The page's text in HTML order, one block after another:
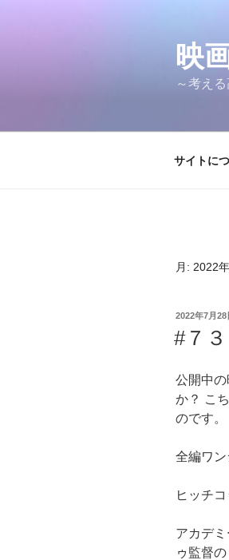
映
～考え
サイトに
月: 2022
投
日:
2022年7月28
#７
公開中
か？ こ
のです。
全編ワン
ヒッチ
アカデ
ゥ監督